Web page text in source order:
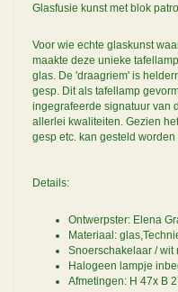
Glasfusie kunst met blok
Voor wie echte glaskunst
maakte deze unieke
glas. De 'draagriem' is
gesp. Dit als tafellamp
ingegrafeerde signatuur van
allerlei kwaliteiten. Gezien
gesp etc. kan gesteld
Details:
Ontwerpster: Elena
Materiaal:
Snoerschakelaar / wit
Halogeen lampje
Afmetingen: H 47x B